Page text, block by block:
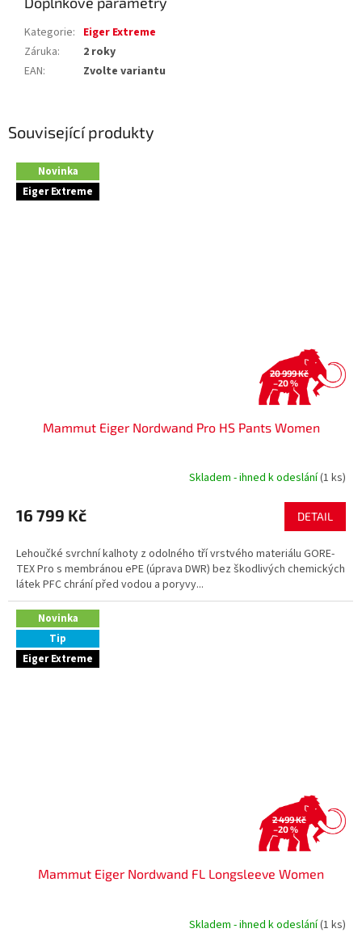
Související produkty
Novinka
Eiger Extreme
20 999 Kč
–20 %
Mammut Eiger Nordwand Pro HS Pants Women
Skladem - ihned k odeslání(1 ks)
16 799 Kč DETAIL
Lehoučké svrchní kalhoty z odolného tří vrstvého materiálu GORE-
TEX Pro s membránou ePE (úprava DWR) bez škodlivých chemických
látek PFC chrání před vodou a poryvy...
Novinka
Tip
Eiger Extreme
2 499 Kč
–20 %
Mammut Eiger Nordwand FL Longsleeve Women
Skladem - ihned k odeslání(1 ks)
Kategorie: Eiger Extreme
Záruka:
2 roky
EAN: Zvolte variantu